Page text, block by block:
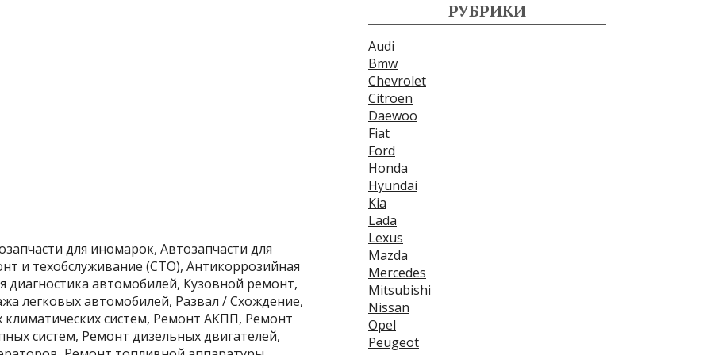
для иномарок, Автозапчасти для
и техобслуживание (СТО), Антикоррозийная
автомобилей, Кузовной ремонт,
легковых автомобилей, Развал / Схождение,
систем, Ремонт АКПП, Ремонт
систем, Ремонт дизельных двигателей,
РУБРИКИ
Audi
Bmw
Chevrolet
Citroen
Daewoo
Fiat
Ford
Honda
Hyundai
Kia
Lada
Lexus
Mazda
Mercedes
Mitsubishi
Nissan
Opel
Peugeot